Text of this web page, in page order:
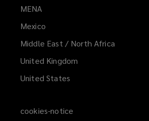
MENA
new
window)
Mexico
Middle East / North Africa
United Kingdom
United States
cookies-notice